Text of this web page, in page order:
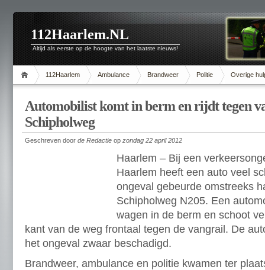
112Haarlem.NL
Altijd als eerste op de hoogte van het laatste nieuws!
112Haarlem Ambulance Brandweer Politie Overige
Automobilist komt in berm en rijdt tegen
Schipholweg
Geschreven door de Redactie op zondag 22 april 2012
Haarlem – Bij een
Haarlem heeft een auto veel
ongeval gebeurde omstreeks
Schipholweg N205. Een
wagen in de berm en schoot
kant van de weg frontaal tegen de vangrail. De
het ongeval zwaar beschadigd.
Brandweer, ambulance en politie kwamen ter